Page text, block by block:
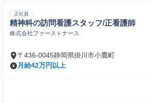
正社員
精神科の訪問看護スタッフ/正看護師
株式会社ファーストナース
〒436-0045静岡県掛川市小鷹町
月給42万円以上